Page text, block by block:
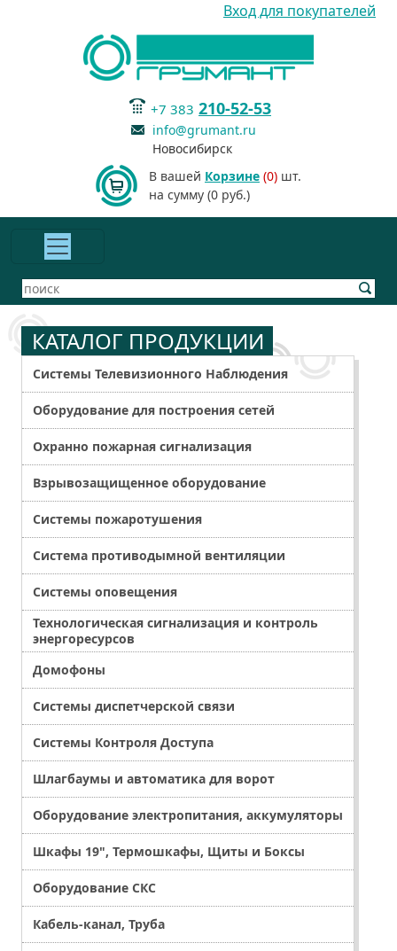
Вход для покупателей
+7 383 210-52-53
info@grumant.ru
Новосибирск
В вашей Корзине (0) шт.
на сумму (0 руб.)
КАТАЛОГ ПРОДУКЦИИ
Системы Телевизионного Наблюдения
Оборудование для построения сетей
Охранно пожарная сигнализация
Взрывозащищенное оборудование
Системы пожаротушения
Система противодымной вентиляции
Системы оповещения
Технологическая сигнализация и контроль
энергоресурсов
Домофоны
Системы диспетчерской связи
Системы Контроля Доступа
Шлагбаумы и автоматика для ворот
Оборудование электропитания, аккумуляторы
Шкафы 19", Термошкафы, Щиты и Боксы
Оборудование СКС
Кабель-канал, Труба